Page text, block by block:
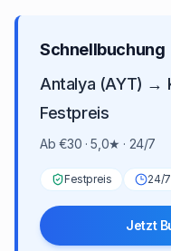
Schnellbuchung
Antalya (AYT) →
Festpreis
Ab €30 · 5,0★ · 24/7
Festpreis 24/
Jetzt